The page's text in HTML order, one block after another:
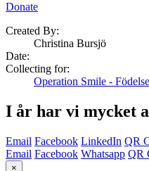
Donate
Created By:
Christina Bursjö
Date:
Collecting for:
Operation Smile -
I år har vi mycket
Email Facebook LinkedIn QR
Email Facebook Whatsapp QR
×